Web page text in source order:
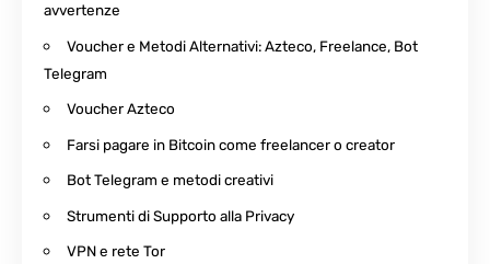
avvertenze
Voucher e Metodi Alternativi: Azteco, Freelance, Bot
Telegram
Voucher Azteco
Farsi pagare in Bitcoin come freelancer o creator
Bot Telegram e metodi creativi
Strumenti di Supporto alla Privacy
VPN e rete Tor